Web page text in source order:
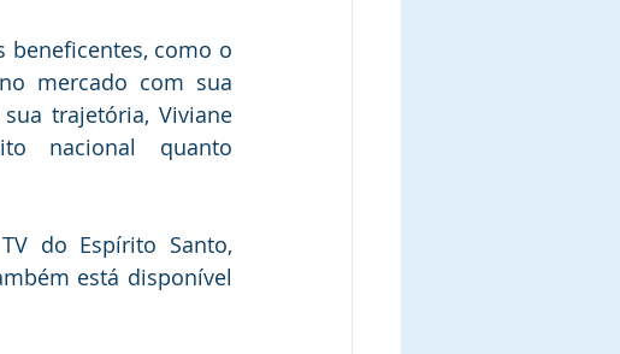
beneficentes, como o
mercado com sua
trajetória, Viviane
nacional quanto
do Espírito Santo,
está disponível